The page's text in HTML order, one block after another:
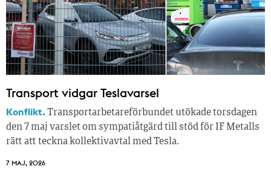
Transport vidgar Teslavarsel
Konflikt.Transportarbetareförbundet utökade torsdagen
den 7 maj varslet om sympatiåtgärd till stöd för IF Metalls
rätt att teckna kollektivavtal med Tesla.
7 MAJ, 2026